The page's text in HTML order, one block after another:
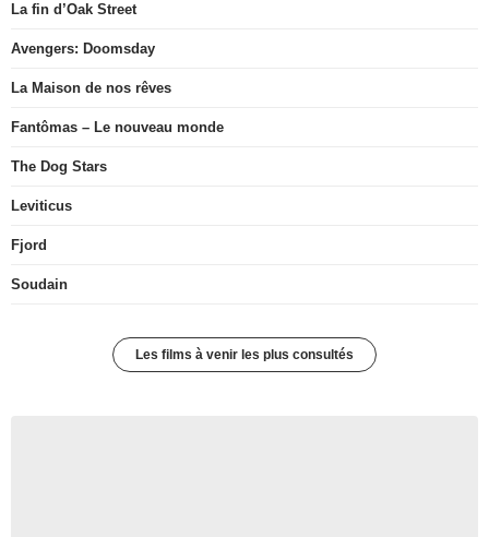
La fin d’Oak Street
Avengers: Doomsday
La Maison de nos rêves
Fantômas – Le nouveau monde
The Dog Stars
Leviticus
Fjord
Soudain
Les films à venir les plus consultés